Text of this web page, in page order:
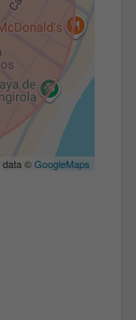
data ©GoogleMaps